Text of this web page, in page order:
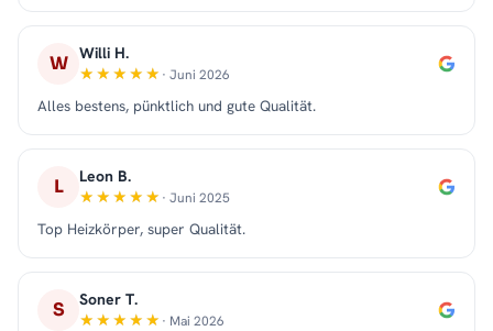
W Willi H.
· Juni 2026
Alles bestens, pünktlich und gute Qualität.
L Leon B.
· Juni 2025
Top Heizkörper, super Qualität.
S Soner T.
· Mai 2026